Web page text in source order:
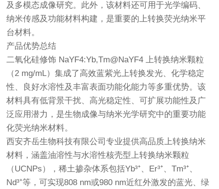
及多模态成像研究。此外，该材料还可用于光学编码、
纳米传感及功能材料构建，是重要的上转换荧光纳米平
台材料。
产品优势总结
二氧化硅修饰 NaYF4:Yb,Tm@NaYF4 上转换纳米颗粒
（2 mg/mL）集成了高效蓝紫光上转换发光、化学稳定
性、良好水溶性及丰富表面功能化能力等多重优势。该
材料具有低背景干扰、高光稳定性、可扩展功能性及广
泛应用潜力，是生物成像与纳米光学研究中的重要功能
化荧光纳米材料。
西安齐岳生物科技有限公司专业提供高品质上转换纳米
材料，涵盖油溶性与水溶性核壳型上转换纳米颗粒
（UCNPs），稀土掺杂体系包括Yb³⁺、Er³⁺、Tm³⁺、
Nd³⁺等，可实现808 nm或980 nm近红外激发的蓝光、绿